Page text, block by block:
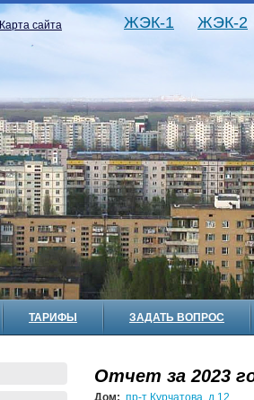
Карта сайта ЖЭК-1 ЖЭК-2
ТАРИФЫ ЗАДАТЬ ВОПРОС
Отчет за 2023
Дом: пр-т Курчатова, д.12